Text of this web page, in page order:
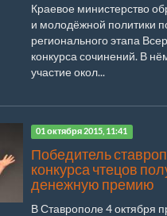
Краевое министерство
и молодёжной политики
регионального этапа
конкурса сочинений. В
участие окол...
01 октября 2015, 11:41
Победитель
конкурса чтецов
денежную премию
В Ставрополе 4 октября